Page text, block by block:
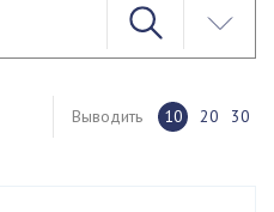
Выводить 10 20 30